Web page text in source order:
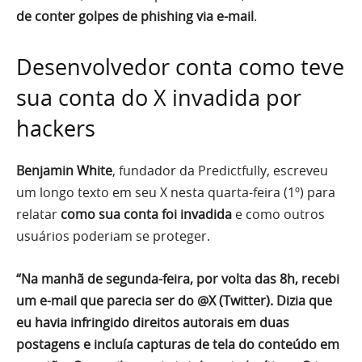
de conter golpes de phishing via e-mail.
Desenvolvedor conta como teve
sua conta do X invadida por
hackers
Benjamin White, fundador da Predictfully, escreveu
um longo texto em seu X nesta quarta-feira (1º) para
relatar como sua conta foi invadida e como outros
usuários poderiam se proteger.
“Na manhã de segunda-feira, por volta das 8h, recebi
um e-mail que parecia ser do @X (Twitter). Dizia que
eu havia infringido direitos autorais em duas
postagens e incluía capturas de tela do conteúdo em